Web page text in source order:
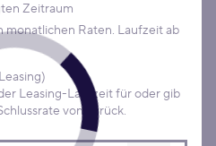
Zeitraum
monatlichen Raten. Laufzeit ab
Laufzeit für oder gib
es nach Zahlung einer Schlussrate von zurück.